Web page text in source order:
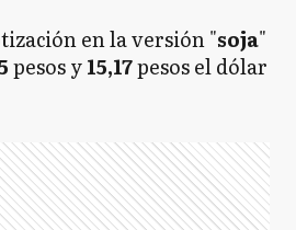
en la versión "soja"
pesos y15,17pesos el dólar